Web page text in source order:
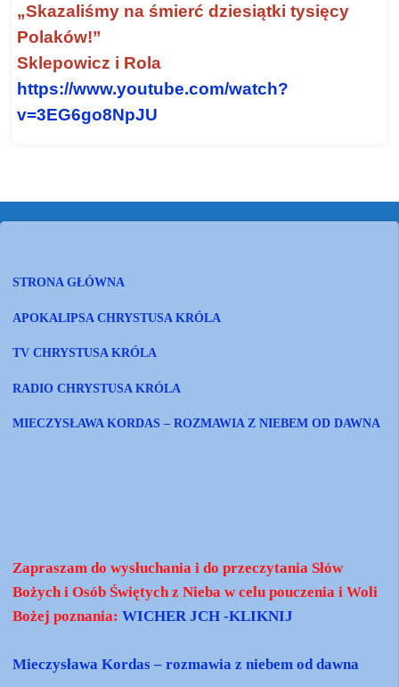
„Skazaliśmy na śmierć dziesiątki tysięcy
Polaków!”
Sklepowicz i Rola
https://www.youtube.com/watch?
v=3EG6go8NpJU
STRONA GŁÓWNA
APOKALIPSA CHRYSTUSA KRÓLA
TV CHRYSTUSA KRÓLA
RADIO CHRYSTUSA KRÓLA
MIECZYSŁAWA KORDAS – ROZMAWIA Z NIEBEM OD DAWNA
Zapraszam do wysłuchania i do przeczytania Słów
Bożych i Osób Świętych z Nieba w celu pouczenia i Woli
Bożej poznania:WICHER JCH -KLIKNIJ
Mieczysława Kordas – rozmawia z niebem od dawna